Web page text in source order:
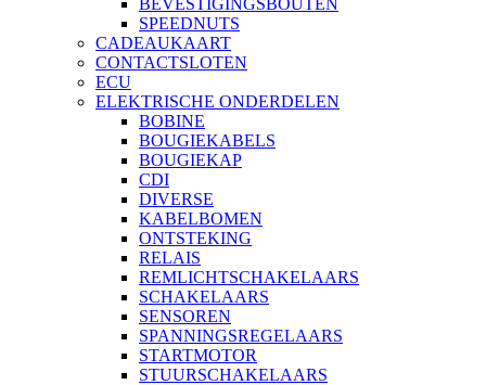
BEVESTIGINGSBOUTEN
SPEEDNUTS
CADEAUKAART
CONTACTSLOTEN
ECU
ELEKTRISCHE ONDERDELEN
BOBINE
BOUGIEKABELS
BOUGIEKAP
CDI
DIVERSE
KABELBOMEN
ONTSTEKING
RELAIS
REMLICHTSCHAKELAARS
SCHAKELAARS
SENSOREN
SPANNINGSREGELAARS
STARTMOTOR
STUURSCHAKELAARS